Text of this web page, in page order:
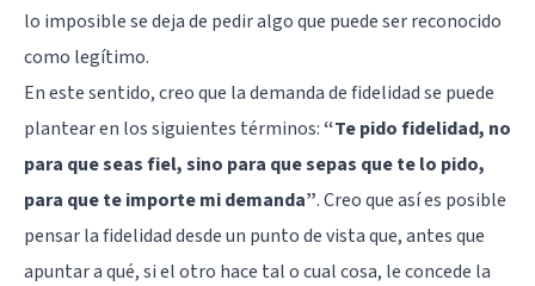
lo imposible se deja de pedir algo que puede ser reconocido
como legítimo.
En este sentido, creo que la demanda de fidelidad se puede
plantear en los siguientes términos: “Te pido fidelidad, no
para que seas fiel, sino para que sepas que te lo pido,
para que te importe mi demanda”. Creo que así es posible
pensar la fidelidad desde un punto de vista que, antes que
apuntar a qué, si el otro hace tal o cual cosa, le concede la